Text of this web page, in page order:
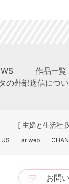
作品一覧
の外部送信につ
[ 主婦と生活社
ar web
お問